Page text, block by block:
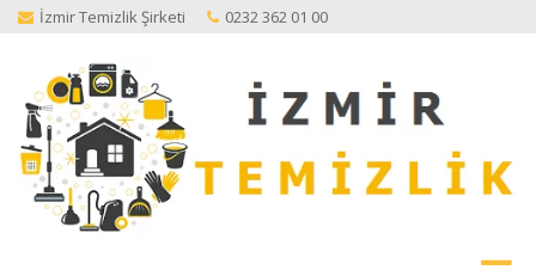
İzmir Temizlik Şirketi 0232 362 01 00